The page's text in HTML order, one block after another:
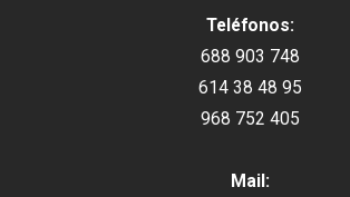
Teléfonos:
688 903 748
614 38 48 95
968 752 405
Mail: